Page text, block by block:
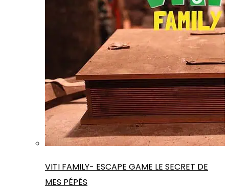
VITI FAMILY- ESCAPE GAME LE SECRET DE
MES PÉPÉS